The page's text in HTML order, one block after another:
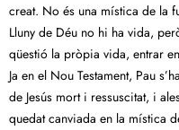
creat. No és una mística de la
Lluny de Déu no hi ha vida,
qüestió la pròpia vida, entrar
Ja en el Nou Testament, Pau
de Jesús mort i ressuscitat, i
quedat canviada en la mística